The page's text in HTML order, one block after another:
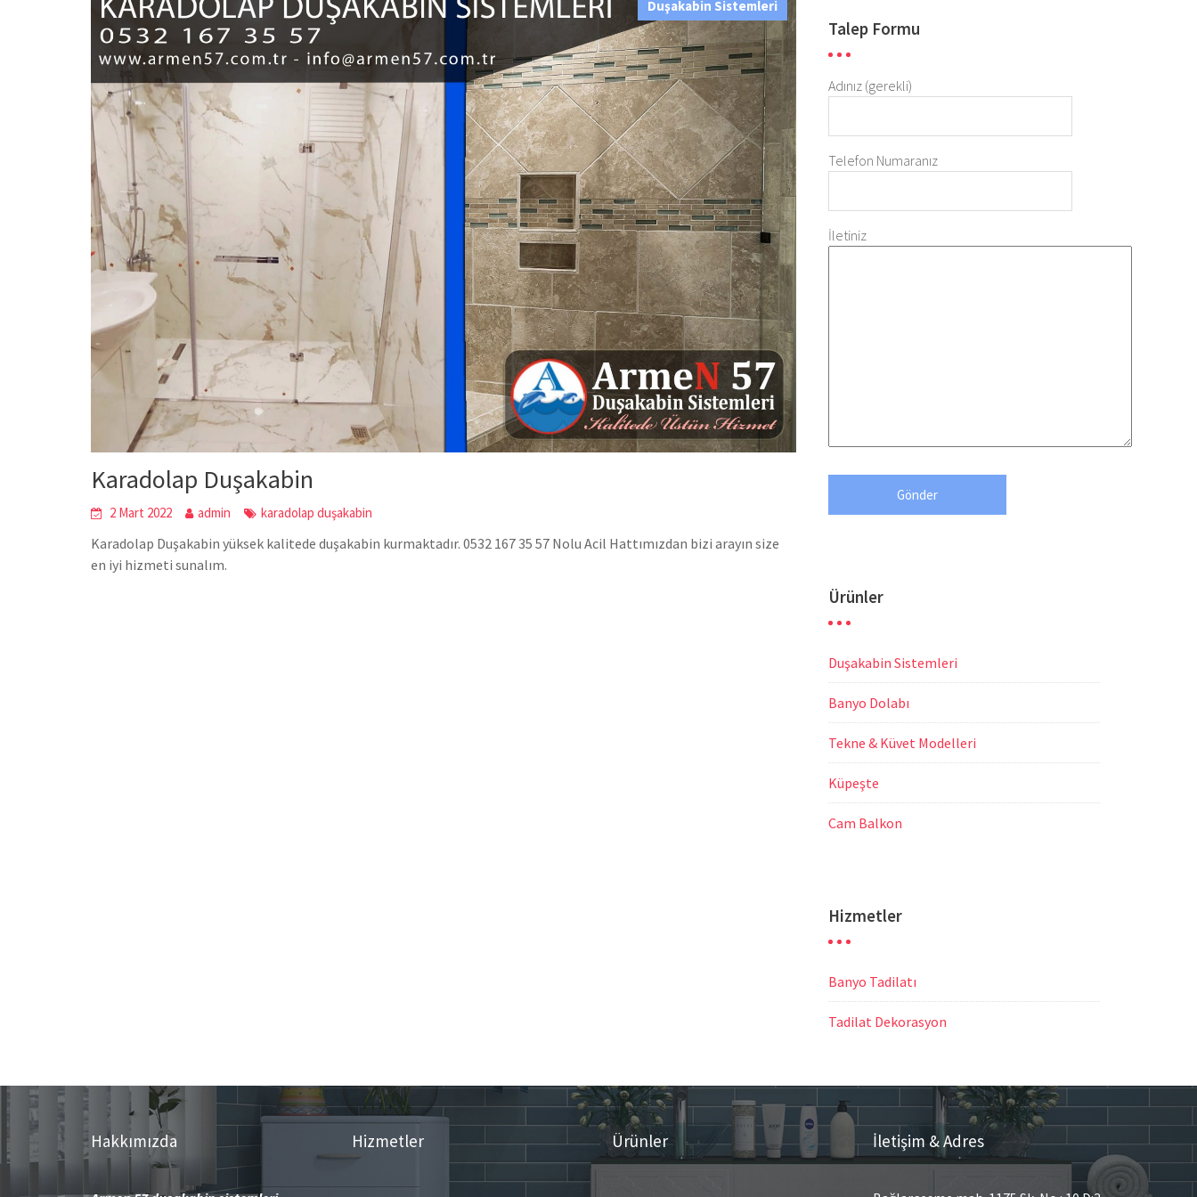
Duşakabin Sistemleri
Karadolap Duşakabin
2 Mart 2022 admin karadolap duşakabin
Karadolap Duşakabin yüksek kalitede duşakabin kurmaktadır. 0532 167 35 57 Nolu Acil Hattımızdan bizi arayın size
en iyi hizmeti sunalım.
Talep Formu
Adınız (gerekli)
Telefon Numaranız
İletiniz
Ürünler
Duşakabin Sistemleri
Banyo Dolabı
Tekne & Küvet Modelleri
Küpeşte
Cam Balkon
Hizmetler
Banyo Tadilatı
Tadilat Dekorasyon
Hakkımızda Hizmetler Ürünler İletişim & Adres